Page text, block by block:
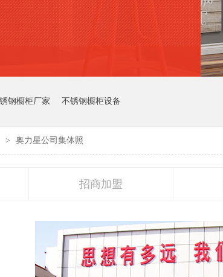
钢橱柜厂家 不锈钢橱柜设备
> 奥力星公司集体照
招商加盟